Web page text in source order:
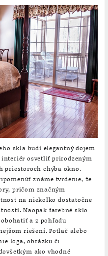
skla budí elegantný dojem
interiér osvetliť prirodzeným
priestoroch chýba okno.
známe tvrdenie, že
pričom značným
na niekoľko dostatočne
Naopak farebné sklo
a z pohľadu
riešení. Potlač alebo
loga, obrázku či
ako vhodné